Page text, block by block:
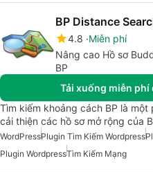
BP Distance
4.8 Miễn phí
Nâng cao Hồ sơ
BP
Tải xuống miễn phí
Tìm kiếm khoảng cách BP là
cải thiện các hồ sơ mở rộng của
WordPressPlugin Tìm Kiếm Wordpress
Plugin WordpressTìm Kiếm Mạng